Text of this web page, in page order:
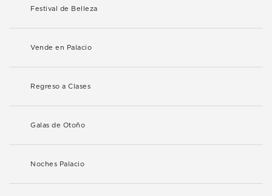
Festival de Belleza
Vende en Palacio
Regreso a Clases
Galas de Otoño
Noches Palacio